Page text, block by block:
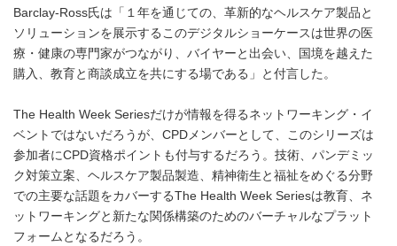
Barclay-Ross氏は「１年を通じての、革新的なヘルスケア製品と
ソリューションを展示するこのデジタルショーケースは世界の医
療・健康の専門家がつながり、バイヤーと出会い、国境を越えた
購入、教育と商談成立を共にする場である」と付言した。
The Health Week Seriesだけが情報を得るネットワーキング・イ
ベントではないだろうが、CPDメンバーとして、このシリーズは
参加者にCPD資格ポイントも付与するだろう。技術、パンデミッ
ク対策立案、ヘルスケア製品製造、精神衛生と福祉をめぐる分野
での主要な話題をカバーするThe Health Week Seriesは教育、ネ
ットワーキングと新たな関係構築のためのバーチャルなプラット
フォームとなるだろう。